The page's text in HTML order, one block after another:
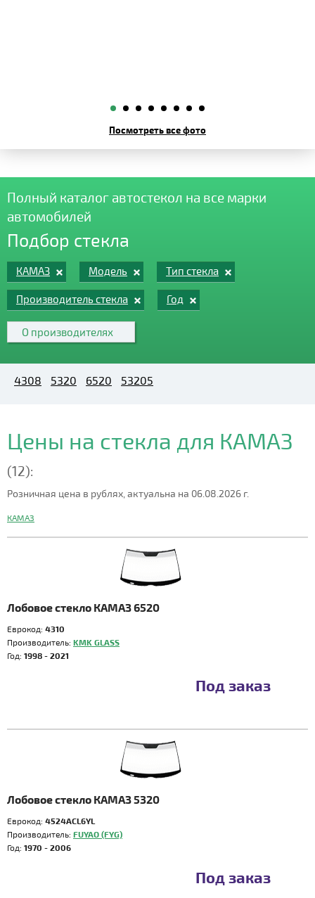
Посмотреть все фото
Полный каталог автостекол на все марки
автомобилей
Подбор стекла
КАМАЗ Модель Тип стекла
Производитель стекла Год
О производителях
4308 5320 6520 53205
Цены на стекла для КАМАЗ
(12):
Розничная цена в рублях, актуальна на 06.08.2026 г.
КАМАЗ
Лобовое стекло КАМАЗ 6520
Еврокод: 4310
Производитель: KMK GLASS
Год: 1998 - 2021
Под заказ
Лобовое стекло КАМАЗ 5320
Еврокод: 4524ACL6YL
Производитель: FUYAO (FYG)
Год: 1970 - 2006
Под заказ